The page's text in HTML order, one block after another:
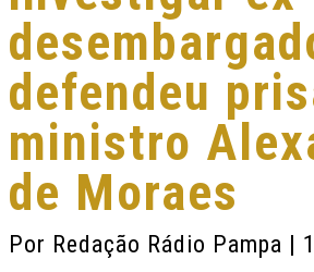
defendeu
ministro
de Moraes
Por Redação Rádio Pampa |